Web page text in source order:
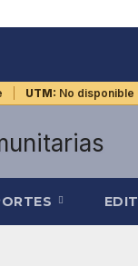
UTM: No disponible